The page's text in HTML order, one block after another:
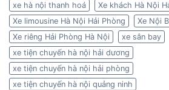
xe hà nội thanh hoá
Xe khách Hà Nội
Xe limousine Hà Nội Hải Phòng
Xe Nội
Xe riêng Hải Phòng Hà Nội
xe sân bay
xe tiện chuyến hà nội hải dương
xe tiện chuyến hà nội hải phòng
xe tiện chuyến hà nội quảng ninh